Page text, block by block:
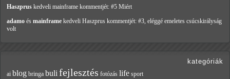
Haszprus kedveli mainframe kommentjét: #5 Miért
adamo és mainframe kedveli Haszprus kommentjét: #3, eléggé emeletes csúcskirályság
volt
kategóriák
ai blog bringa buli fejlesztés fotózás life sport